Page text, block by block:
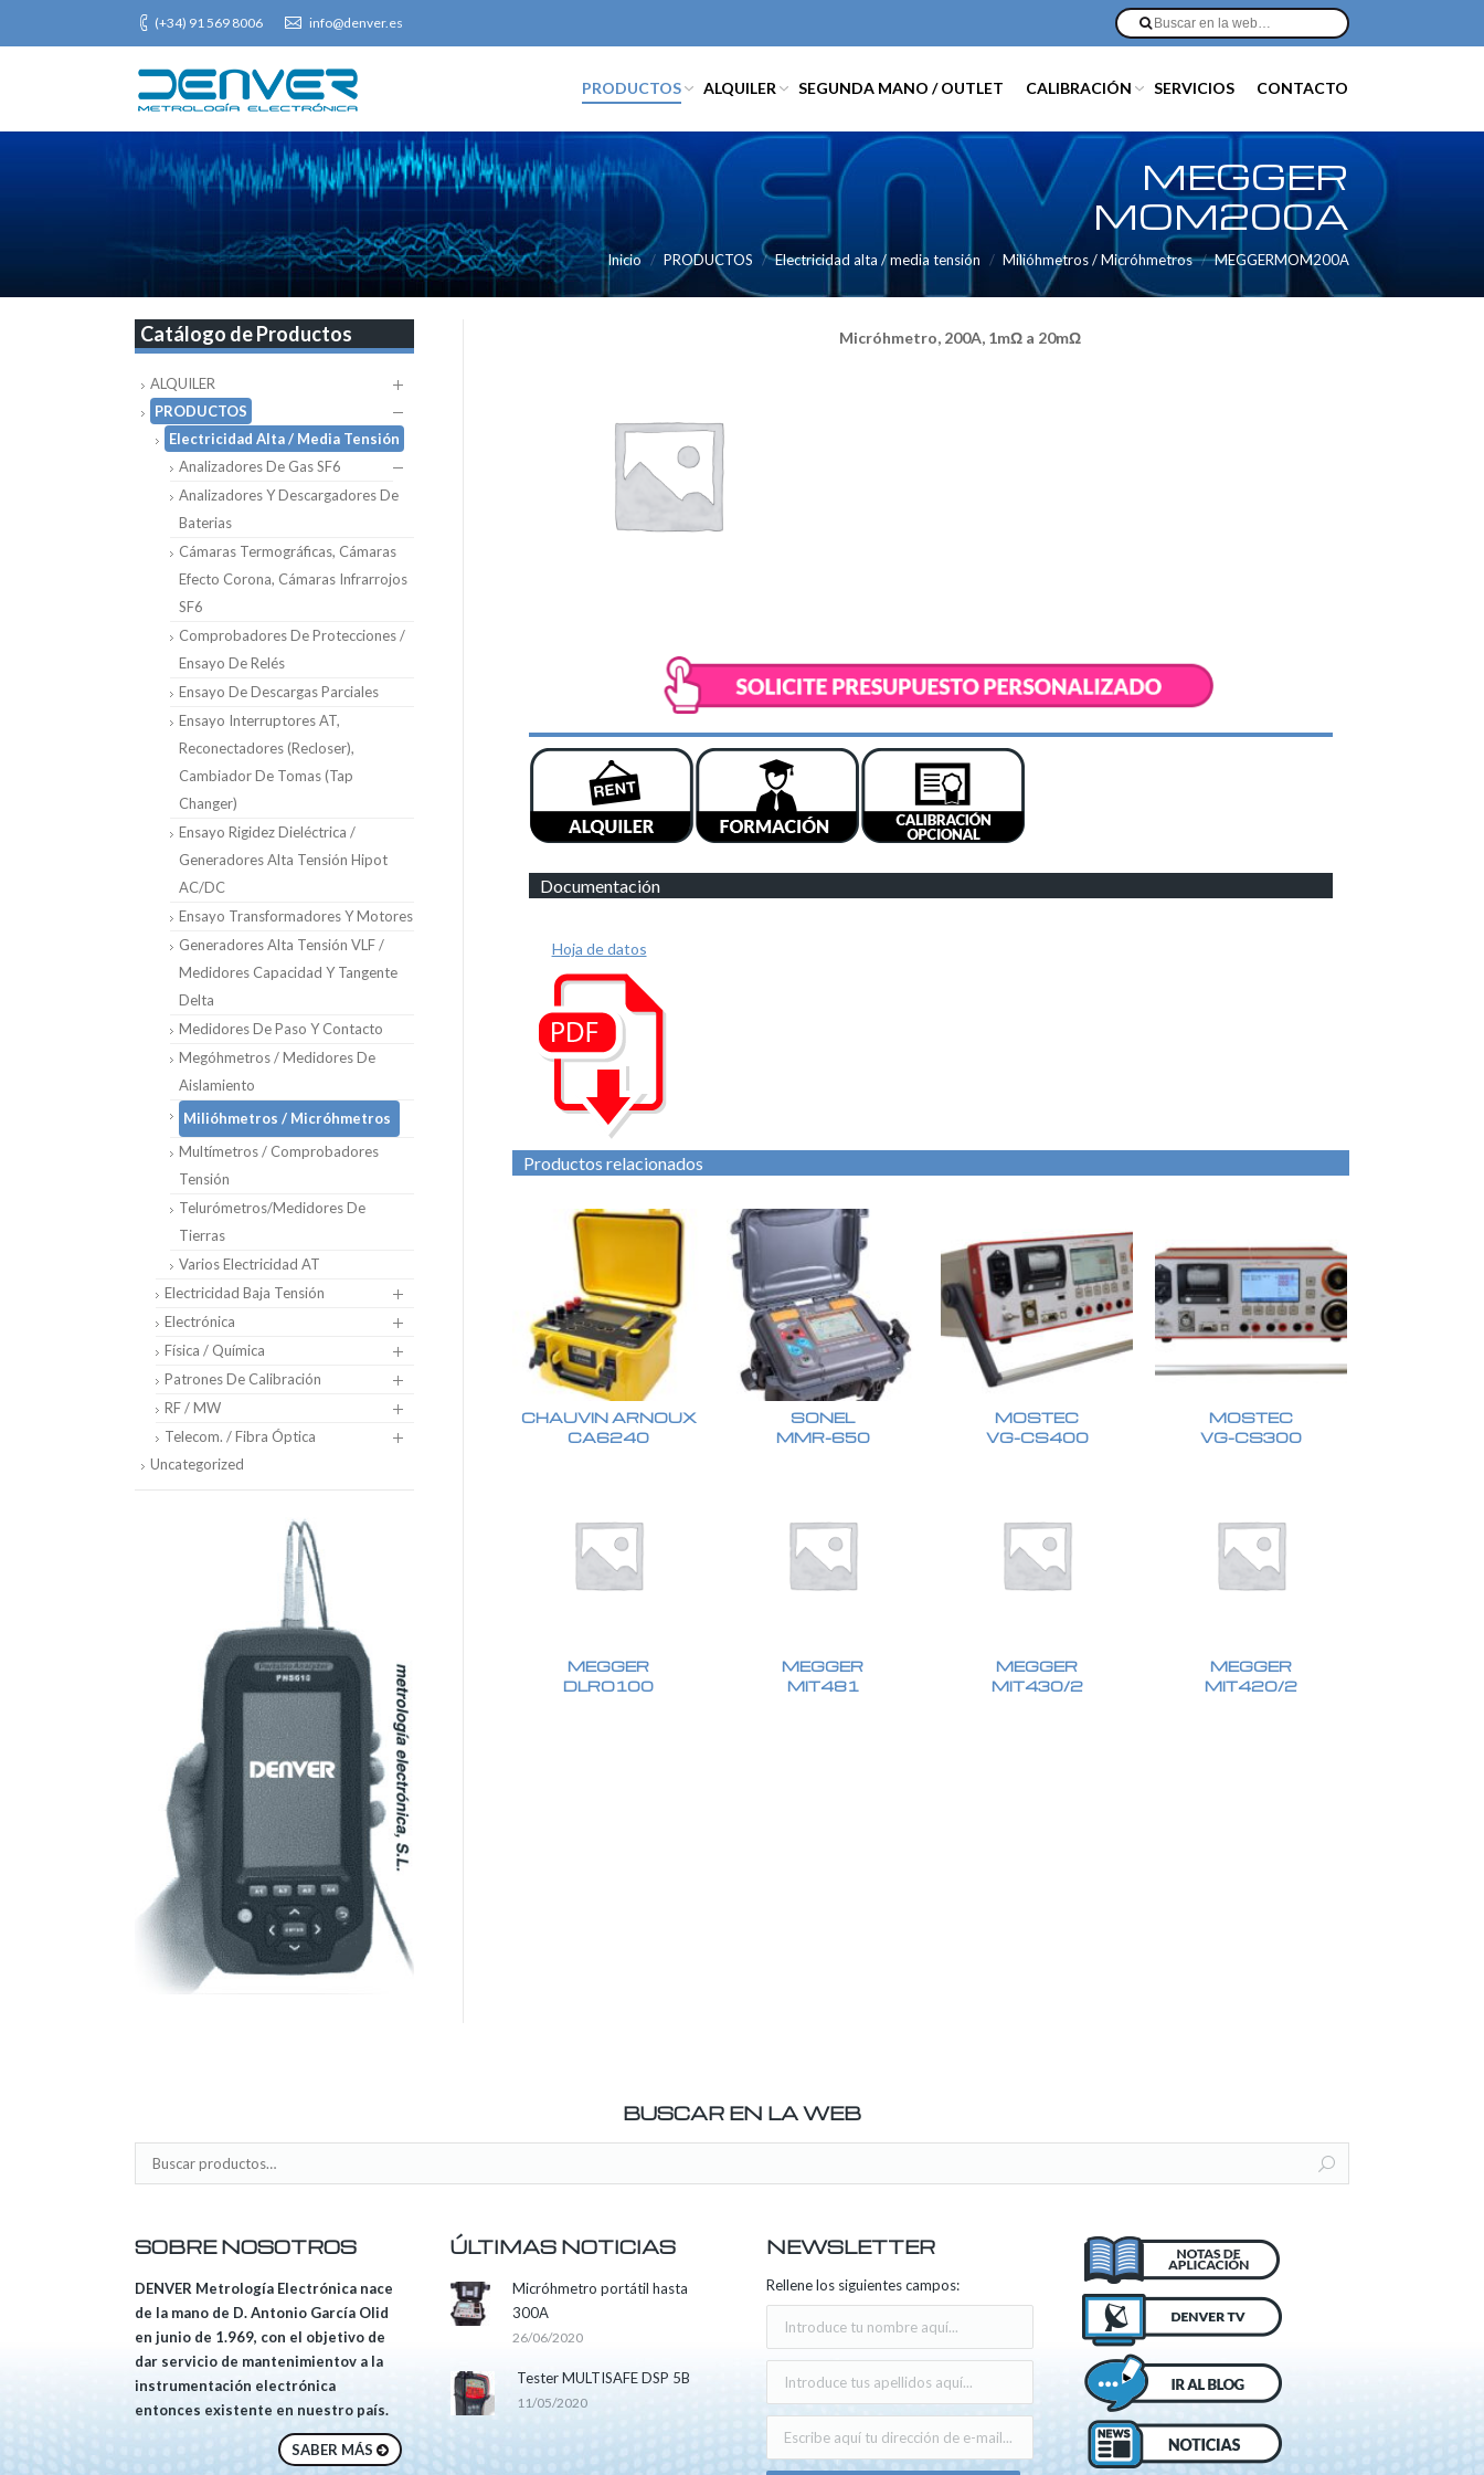
(+34) 91 569 8006 info@denver.es
PRODUCTOS ALQUILER SEGUNDA MANO / OUTLET CALIBRACIÓN SERVICIOS CONTACTO
MEGGER
MOM200A
Inicio PRODUCTOS Electricidad alta / media tensión Milióhmetros / Micróhmetros MEGGERMOM200A
Micróhmetro, 200A, 1mΩ a 20mΩ
Documentación
Hoja de datos
Productos relacionados
CHAUVIN ARNOUX
CA6240
SONEL
MMR-650
MOSTEC
VG-CS400
MOSTEC
VG-CS300
MEGGER
DLRO100
MEGGER
MIT481
MEGGER
MIT430/2
MEGGER
MIT420/2
Catálogo de Productos
ALQUILER
PRODUCTOS
Electricidad Alta / Media Tensión
Analizadores De Gas SF6
Analizadores Y Descargadores De
Baterias
Cámaras Termográficas, Cámaras
Efecto Corona, Cámaras Infrarrojos
SF6
Comprobadores De Protecciones /
Ensayo De Relés
Ensayo De Descargas Parciales
Ensayo Interruptores AT,
Reconectadores (Recloser),
Cambiador De Tomas (Tap
Changer)
Ensayo Rigidez Dieléctrica /
Generadores Alta Tensión Hipot
AC/DC
Ensayo Transformadores Y Motores
Generadores Alta Tensión VLF /
Medidores Capacidad Y Tangente
Delta
Medidores De Paso Y Contacto
Megóhmetros / Medidores De
Aislamiento
Milióhmetros / Micróhmetros
Multímetros / Comprobadores
Tensión
Telurómetros/medidores De
Tierras
Varios Electricidad AT
Electricidad Baja Tensión
Electrónica
Física / Química
Patrones De Calibración
RF / MW
Telecom. / Fibra Óptica
Uncategorized
BUSCAR EN LA WEB
SOBRE NOSOTROS
DENVER Metrología Electrónica nace
de la mano de D. Antonio García Olid
en junio de 1.969, con el objetivo de
dar servicio de mantenimientov a la
instrumentación electrónica
entonces existente en nuestro país.
SABER MÁS
ÚLTIMAS NOTICIAS
Micróhmetro portátil hasta
300A
26/06/2020
Tester MULTISAFE DSP 5B
11/05/2020
NEWSLETTER
Rellene los siguientes campos: